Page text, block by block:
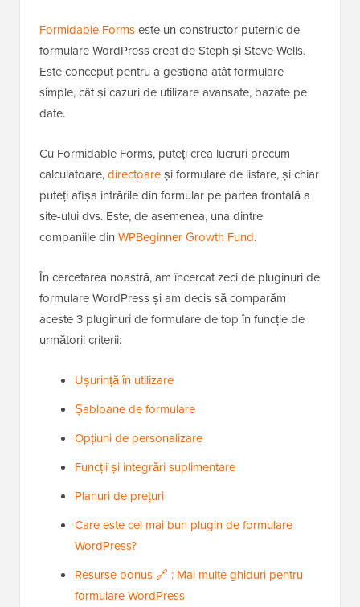
Formidable Formseste un constructor puternic de
formulare WordPress creat de Steph și Steve Wells.
Este conceput pentru a gestiona atât formulare
simple, cât și cazuri de utilizare avansate, bazate pe
date.
Cu Formidable Forms, puteți crea lucruri precum
calculatoare,directoareși formulare de listare, și chiar
puteți afișa intrările din formular pe partea frontală a
site-ului dvs. Este, de asemenea, una dintre
companiile din WPBeginner Growth Fund.
În cercetarea noastră, am încercat zeci de pluginuri de
formulare WordPress și am decis să comparăm
aceste 3 pluginuri de formulare de top în funcție de
următorii criterii:
Ușurință în utilizare
Șabloane de formulare
Opțiuni de personalizare
Funcții și integrări suplimentare
Planuri de prețuri
Care este cel mai bun plugin de formulare
WordPress?
Resurse bonus 🔗 : Mai multe ghiduri pentru
formulare WordPress